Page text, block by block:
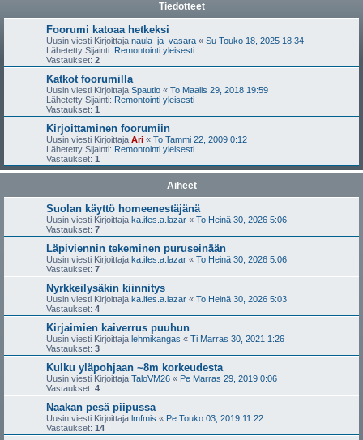
Tiedotteet
Foorumi katoaa hetkeksi
Uusin viesti Kirjoittaja naula_ja_vasara « Su Touko 18, 2025 18:34
Lähetetty Sijainti: Remontointi yleisesti
Vastaukset: 2
Katkot foorumilla
Uusin viesti Kirjoittaja Spautio « To Maalis 29, 2018 19:59
Lähetetty Sijainti: Remontointi yleisesti
Vastaukset: 1
Kirjoittaminen foorumiin
Uusin viesti Kirjoittaja Ari « To Tammi 22, 2009 0:12
Lähetetty Sijainti: Remontointi yleisesti
Vastaukset: 1
Aiheet
Suolan käyttö homeenestäjänä
Uusin viesti Kirjoittaja ka.ifes.a.lazar « To Heinä 30, 2026 5:06
Vastaukset: 7
Läpiviennin tekeminen puruseinään
Uusin viesti Kirjoittaja ka.ifes.a.lazar « To Heinä 30, 2026 5:06
Vastaukset: 7
Nyrkkeilysäkin kiinnitys
Uusin viesti Kirjoittaja ka.ifes.a.lazar « To Heinä 30, 2026 5:03
Vastaukset: 4
Kirjaimien kaiverrus puuhun
Uusin viesti Kirjoittaja lehmikangas « Ti Marras 30, 2021 1:26
Vastaukset: 3
Kulku yläpohjaan ~8m korkeudesta
Uusin viesti Kirjoittaja TaloVM26 « Pe Marras 29, 2019 0:06
Vastaukset: 4
Naakan pesä piipussa
Uusin viesti Kirjoittaja lmfmis « Pe Touko 03, 2019 11:22
Vastaukset: 14